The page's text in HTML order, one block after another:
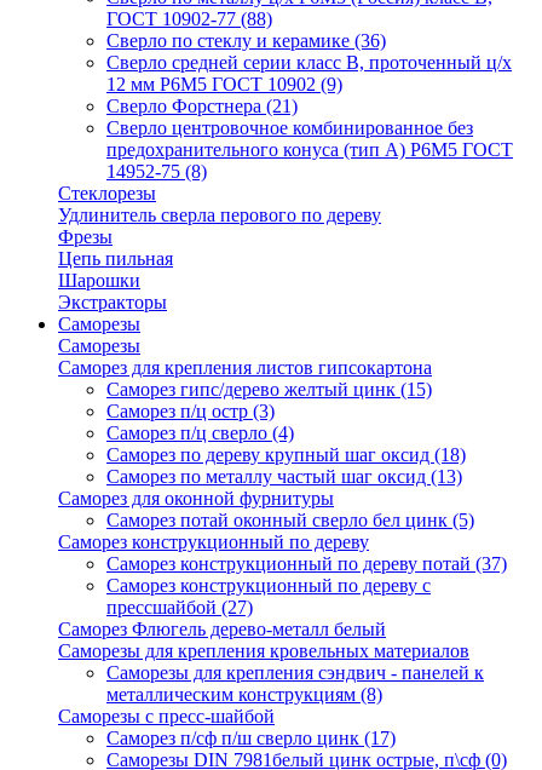
ГОСТ 10902-77 (88)
Сверло по стеклу и керамике (36)
Сверло средней серии класс В, проточенный ц/х
12 мм Р6М5 ГОСТ 10902 (9)
Сверло Форстнера (21)
Сверло центровочное комбинированное без
предохранительного конуса (тип А) Р6М5 ГОСТ
14952-75 (8)
Стеклорезы
Удлинитель сверла перового по дереву
Фрезы
Цепь пильная
Шарошки
Экстракторы
Саморезы
Саморезы
Саморез для крепления листов гипсокартона
Саморез гипс/дерево желтый цинк (15)
Саморез п/ц остр (3)
Саморез п/ц сверло (4)
Саморез по дереву крупный шаг оксид (18)
Саморез по металлу частый шаг оксид (13)
Саморез для оконной фурнитуры
Саморез потай оконный сверло бел цинк (5)
Саморез конструкционный по дереву
Саморез конструкционный по дереву потай (37)
Саморез конструкционный по дереву с
прессшайбой (27)
Саморез Флюгель дерево-металл белый
Саморезы для крепления кровельных материалов
Саморезы для крепления сэндвич - панелей к
металлическим конструкциям (8)
Саморезы с пресс-шайбой
Саморез п/сф п/ш сверло цинк (17)
Саморезы DIN 7981белый цинк острые, п\сф (0)